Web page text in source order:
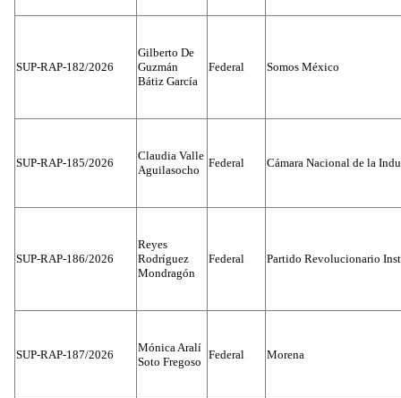
SUP-RAP-182/2026
Gilberto De
Guzmán
Bátiz García
Federal Somos México
SUP-RAP-185/2026
Claudia Valle
Aguilasocho
Federal Cámara Nacional de la
SUP-RAP-186/2026
Reyes
Rodríguez
Mondragón
Federal Partido Revolucionario
SUP-RAP-187/2026
Mónica Aralí
Soto Fregoso
Federal Morena